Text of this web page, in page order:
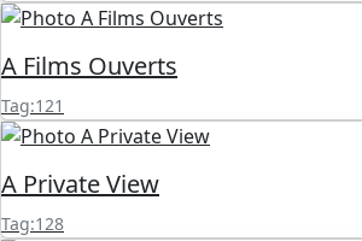
A Films Ouverts
Tag:121
A Private View
Tag:128